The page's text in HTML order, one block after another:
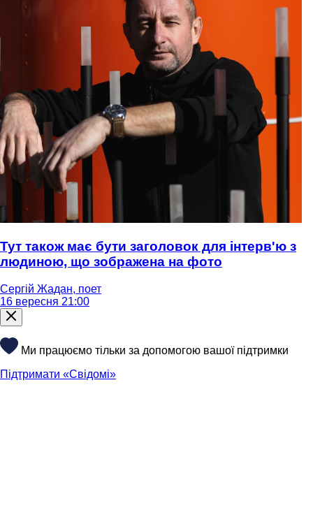
Тут також має бути заголовок для інтерв'ю з
людиною, що зображена на фото
Сергій Жадан, поет
16 вересня 21:00
Ми працюємо тільки за допомогою вашої підтримки
Підтримати «Свідомі»